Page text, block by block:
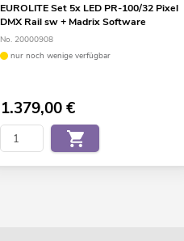
EUROLITE Set 5x LED PR-100/32 Pixel
DMX Rail sw + Madrix Software
No. 20000908
nur noch wenige verfügbar
1.379,00€